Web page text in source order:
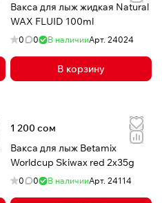
Вакса для лыж жидкая Natural
WAX FLUID 100ml
0 0 В наличииАрт. 24024
В корзину
1 200 сом
Вакса для лыж Betamix
Worldcup Skiwax red 2x35g
0 0 В наличииАрт. 24114